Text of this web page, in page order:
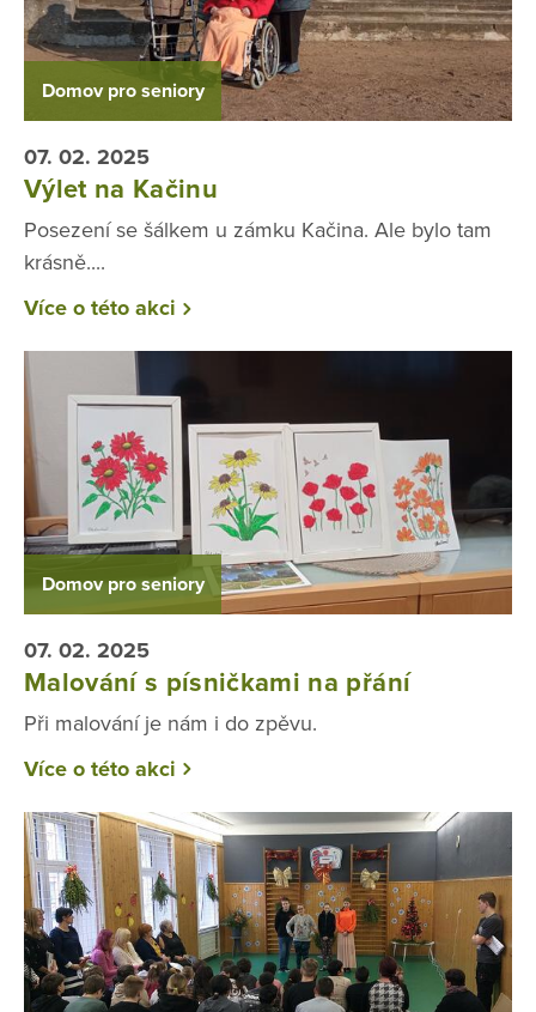
Domov pro seniory
07. 02. 2025
Výlet na Kačinu
Posezení se šálkem u zámku Kačina. Ale bylo tam
krásně....
Více o této akci
Domov pro seniory
07. 02. 2025
Malování s písničkami na přání
Při malování je nám i do zpěvu.
Více o této akci